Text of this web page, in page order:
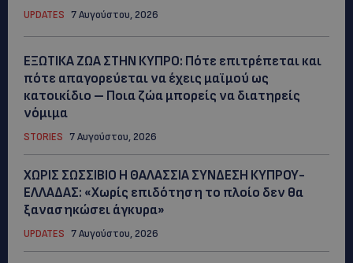
UPDATES 7 Αυγούστου, 2026
ΕΞΩΤΙΚΑ ΖΩΑ ΣΤΗΝ ΚΥΠΡΟ: Πότε επιτρέπεται και
πότε απαγορεύεται να έχεις μαϊμού ως
κατοικίδιο – Ποια ζώα μπορείς να διατηρείς
νόμιμα
STORIES 7 Αυγούστου, 2026
ΧΩΡΙΣ ΣΩΣΣΙΒΙΟ Η ΘΑΛΑΣΣΙΑ ΣΥΝΔΕΣΗ ΚΥΠΡΟΥ-
ΕΛΛΑΔΑΣ: «Χωρίς επιδότηση το πλοίο δεν θα
ξανασηκώσει άγκυρα»
UPDATES 7 Αυγούστου, 2026